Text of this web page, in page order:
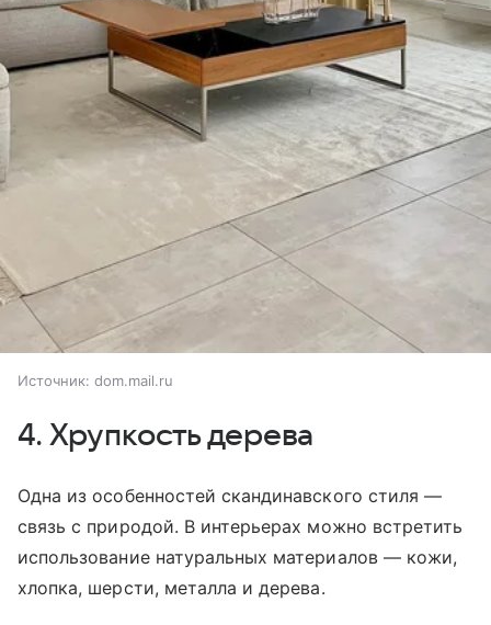
Источник: dom.mail.ru
4. Хрупкость дерева
Одна из особенностей скандинавского стиля —
связь с природой. В интерьерах можно встретить
использование натуральных материалов — кожи,
хлопка, шерсти, металла и дерева.